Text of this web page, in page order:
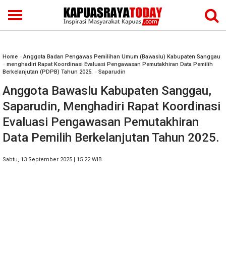
Home »Anggota Badan Pengawas Pemilihan Umum (Bawaslu) Kabupaten Sanggau
» menghadiri Rapat Koordinasi Evaluasi Pengawasan Pemutakhiran Data Pemilih
Berkelanjutan (PDPB) Tahun 2025. » Saparudin
Anggota Bawaslu Kabupaten Sanggau,
Saparudin, Menghadiri Rapat Koordinasi
Evaluasi Pengawasan Pemutakhiran
Data Pemilih Berkelanjutan Tahun 2025.
Sabtu, 13 September 2025 | 15.22 WIB